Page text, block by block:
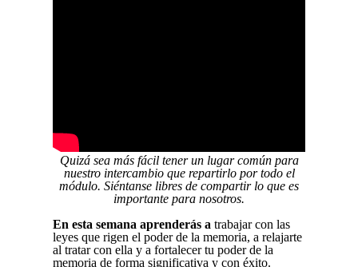
Quizá sea más fácil tener un lugar común para
nuestro intercambio que repartirlo por todo el
módulo. Siéntanse libres de compartir lo que es
importante para nosotros.
En esta semana aprenderás a trabajar con las
leyes que rigen el poder de la memoria, a relajarte
al tratar con ella y a fortalecer tu poder de la
memoria de forma significativa y con éxito.